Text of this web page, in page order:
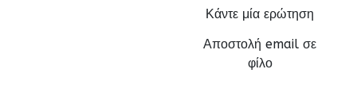
Κάντε μία ερώτηση
Αποστολή email σε
φίλο